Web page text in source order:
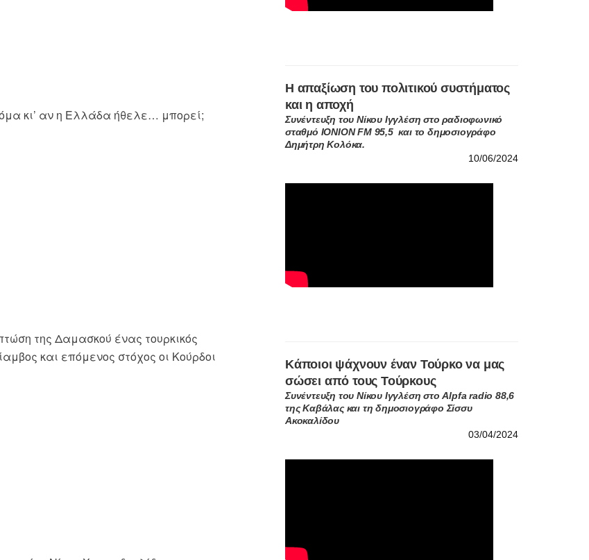
Η απαξίωση του πολιτικού συστήματος
και η αποχή
Συνέντευξη του Νίκου Ιγγλέση στο ραδιοφωνικό
σταθμό ΙΟΝΙΟΝ FM 95,5 και το δημοσιογράφο
Δημήτρη Κολόκα.
10/06/2024
Κάποιοι ψάχνουν έναν Τούρκο να μας
σώσει από τους Τούρκους
Συνέντευξη του Νίκου Ιγγλέση στο Alpfa radio 88,6
της Καβάλας και τη δημοσιογράφο Σίσσυ
Ακοκαλίδου
03/04/2024